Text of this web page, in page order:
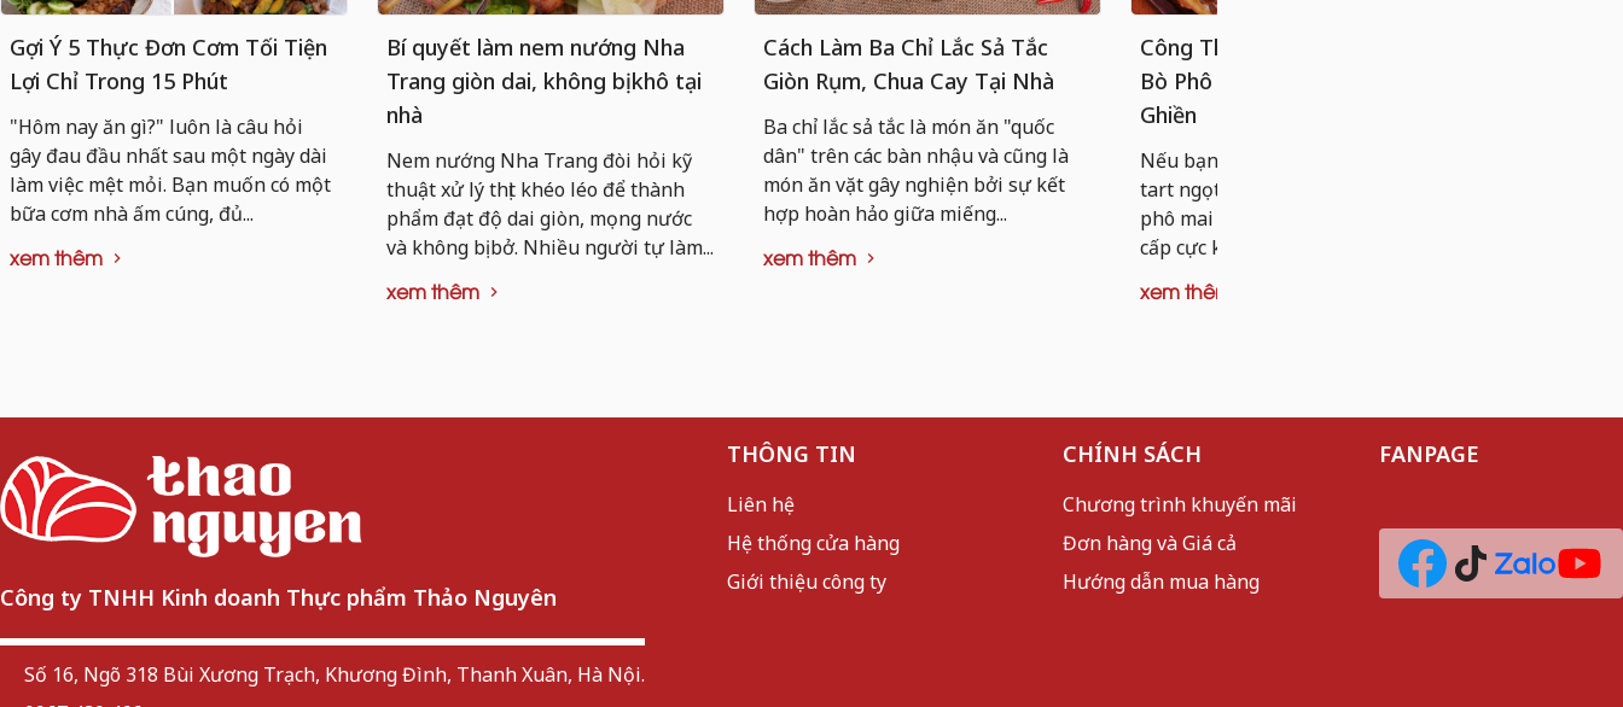
Gợi Ý 5 Thực Đơn Cơm Tối Tiện
Lợi Chỉ Trong 15 Phút
"Hôm nay ăn gì?" luôn là câu hỏi
gây đau đầu nhất sau một ngày dài
làm việc mệt mỏi. Bạn muốn có một
bữa cơm nhà ấm cúng, đủ...
xem thêm
Bí quyết làm nem nướng Nha
Trang giòn dai, không bị khô tại
nhà
Nem nướng Nha Trang đòi hỏi kỹ
thuật xử lý thịt khéo léo để thành
phẩm đạt độ dai giòn, mọng nước
và không bị bở. Nhiều người tự làm...
xem thêm
Cách Làm Ba Chỉ Lắc Sả Tắc
Giòn Rụm, Chua Cay Tại Nhà
Ba chỉ lắc sả tắc là món ăn "quốc
dân" trên các bàn nhậu và cũng là
món ăn vặt gây nghiện bởi sự kết
hợp hoàn hảo giữa miếng...
xem thêm
Công Thức Bánh Tart Khoai Tây
Bò Phô Mai Béo Ngậy, Ăn Là
Ghiền
Nếu bạn đã quá quen với các loại
tart ngọt, thì tart khoai tây nhân bò
phô mai chính là phiên bản nâng
cấp cực kỳ đáng thử. Thay vì...
xem thêm
Công ty TNHH Kinh doanh Thực phẩm Thảo Nguyên
Số 16, Ngõ 318 Bùi Xương Trạch, Khương Đình, Thanh Xuân, Hà Nội.
THÔNG TIN
Liên hệ
Hệ thống cửa hàng
Giới thiệu công ty
CHÍNH SÁCH
Chương trình khuyến mãi
Đơn hàng và Giá cả
Hướng dẫn mua hàng
FANPAGE